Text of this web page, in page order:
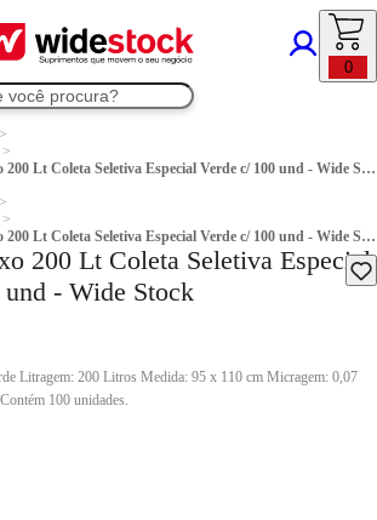
0
Saco para Lixo 200 Lt Coleta Seletiva Especial Verde c/ 100 und - Wide Stock
Saco para Lixo 200 Lt Coleta Seletiva Especial Verde c/ 100 und - Wide Stock
200 Lt Coleta Seletiva Especial
- Wide Stock
Litragem: 200 Litros Medida: 95 x 110 cm Micragem: 0,07
100 unidades.